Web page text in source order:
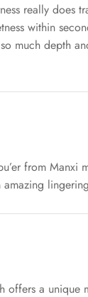
really does
within
much depth
from Manxi
amazing
offers a unique